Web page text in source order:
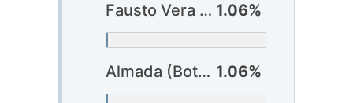
Fausto Vera (Atlético-MG) 1.06%
Almada (Botafogo) 1.06%